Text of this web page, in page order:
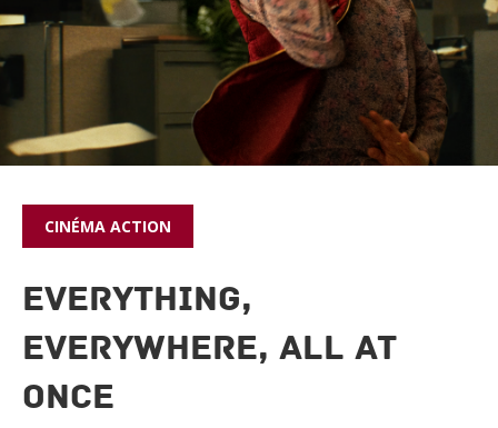
CINÉMA ACTION
EVERYTHING,
EVERYWHERE, ALL AT
ONCE